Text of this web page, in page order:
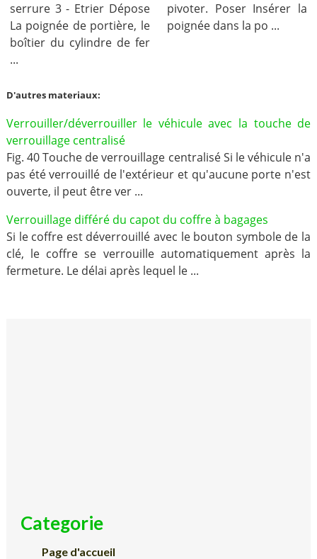
serrure 3 - Etrier Dépose
La poignée de portière, le
boîtier du cylindre de fer
...
pivoter. Poser Insérer la
poignée dans la po ...
D'autres materiaux:
Verrouiller/déverrouiller le véhicule avec la touche de
verrouillage centralisé
Fig. 40 Touche de verrouillage centralisé Si le véhicule n'a
pas été verrouillé de l'extérieur et qu'aucune porte n'est
ouverte, il peut être ver ...
Verrouillage différé du capot du coffre à bagages
Si le coffre est déverrouillé avec le bouton symbole de la
clé, le coffre se verrouille automatiquement après la
fermeture. Le délai après lequel le ...
Categorie
Page d'accueil